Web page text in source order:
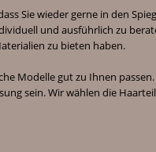
Sie wieder gerne in den
und ausführlich zu
zu bieten haben.
Modelle gut zu Ihnen
sein. Wir wählen die